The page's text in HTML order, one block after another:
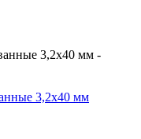
3,2x40 мм